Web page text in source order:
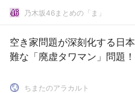
乃木坂46まとめの「ま」
空き家問題が深刻化する日
難な「廃虚タワマン」問題！
ちまたのアラカルト